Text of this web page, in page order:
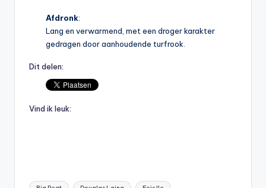
Afdronk:
Lang en verwarmend, met een droger karakter
gedragen door aanhoudende turfrook.
Dit delen:
Vind ik leuk:
Tags: